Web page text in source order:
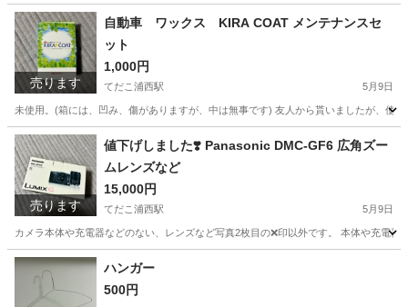
沖縄 うるま市 てだこ浦西駅
売ります
自動車 ワックス KIRA COAT メンテナンスセ
ット
1,000円
てだこ浦西駅 5月9日
未使用。(箱には、凹み、傷がありますが、中は無事です) 友人から貰いましたが、使
沖縄 うるま市 てだこ浦西駅
売ります
値下げしました❣️ Panasonic DMC-GF6 広角ズー
ムレンズなど
15,000円
てだこ浦西駅 5月9日
カメラ本体や充電器などのない、レンズなど写真2枚目の❌印以外です。 本体や充電
沖縄 うるま市 てだこ浦西駅
ハンガー
500円